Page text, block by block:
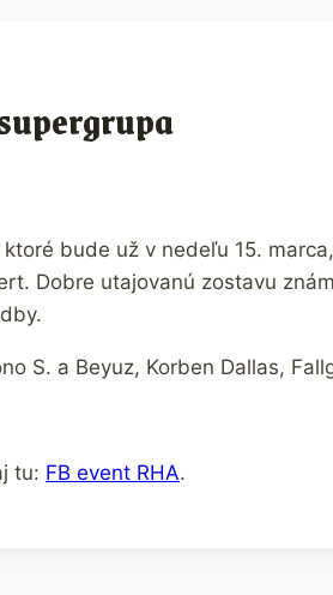
bude už v nedeľu 15.
Dobre utajovanú zostavu
S. a Beyuz, Korben Dallas,
tu: FB event RHA.